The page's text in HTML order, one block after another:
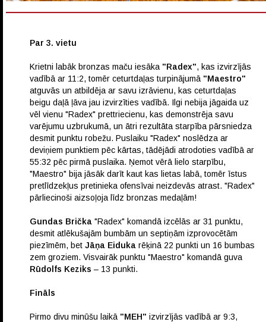
Par 3. vietu
Krietni labāk bronzas maču iesāka "Radex", kas izvirzījās
vadībā ar 11:2, tomēr ceturtdaļas turpinājumā "Maestro"
atguvās un atbildēja ar savu izrāvienu, kas ceturtdaļas
beigu daļā ļāva jau izvirzīties vadībā. Ilgi nebija jāgaida uz
vēl vienu "Radex" prettriecienu, kas demonstrēja savu
varējumu uzbrukumā, un ātri rezultāta starpība pārsniedza
desmit punktu robežu. Puslaiku "Radex" noslēdza ar
deviņiem punktiem pēc kārtas, tādējādi atrodoties vadībā ar
55:32 pēc pirmā puslaika. Ņemot vērā lielo starpību,
"Maestro" bija jāsāk darīt kaut kas lietas labā, tomēr īstus
pretlīdzekļus pretinieka ofensīvai neizdevās atrast. "Radex"
pārliecinoši aizsoļoja līdz bronzas medaļām!
Gundas Brička "Radex" komandā izcēlās ar 31 punktu,
desmit atlēkušajām bumbām un septiņām izprovocētām
piezīmēm, bet Jāņa Eiduka rēķinā 22 punkti un 16 bumbas
zem groziem. Visvairāk punktu "Maestro" komandā guva
Rūdolfs Keziks – 13 punkti.
Fināls
Pirmo divu minūšu laikā "MEH" izvirzījās vadībā ar 9:3,